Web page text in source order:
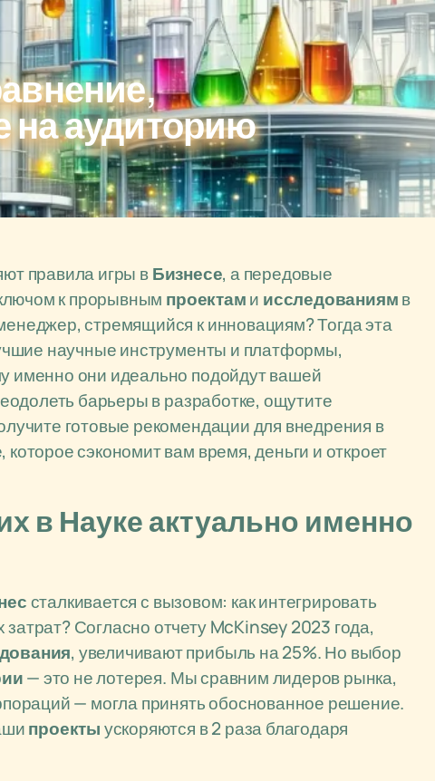
на аудиторию
правила игры вБизнесе, а передовые
к прорывным проектами исследованиямв
стремящийся к инновациям? Тогда эта
научные инструменты и платформы,
именно они идеально подойдут вашей
барьеры в разработке, ощутите
готовые рекомендации для внедрения в
сэкономит вам время, деньги и откроет
в Науке актуально именно
сталкивается с вызовом: как интегрировать
Согласно отчету McKinsey 2023 года,
, увеличивают прибыль на 25%. Но выбор
— это не лотерея. Мы сравним лидеров рынка,
— могла принять обоснованное решение.
проектыускоряются в 2 раза благодаря